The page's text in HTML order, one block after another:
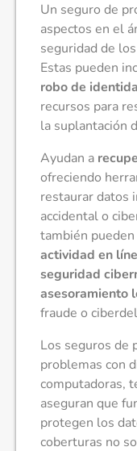
Un seguro de
aspectos en el
seguridad de
Estas pueden
robo de
recursos para
la suplantación
Ayudan a
ofreciendo
restaurar datos
accidental o
también
actividad en
seguridad
asesoramiento
fraude o
Los seguros de
problemas con
computadoras,
aseguran que
protegen los
coberturas no